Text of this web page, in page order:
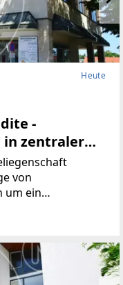
Heute
-
in zentraler
von
um ein
zwei